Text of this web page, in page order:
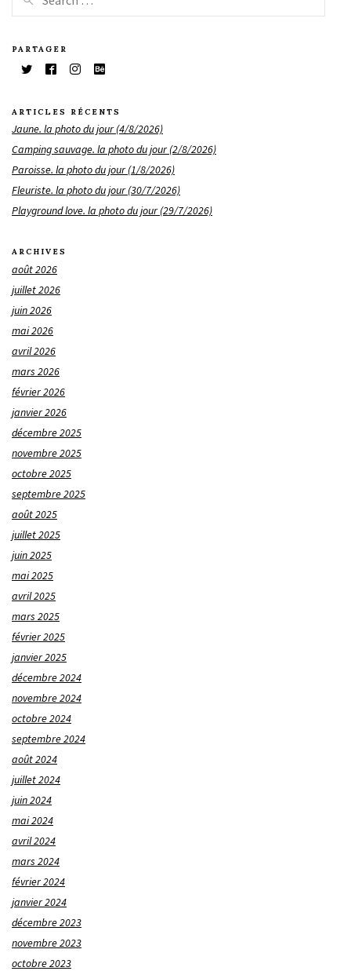
PARTAGER
ARTICLES RÉCENTS
Jaune. la photo du jour (4/8/2026)
Camping sauvage. la photo du jour (2/8/2026)
Paroisse. la photo du jour (1/8/2026)
Fleuriste. la photo du jour (30/7/2026)
Playground love. la photo du jour (29/7/2026)
ARCHIVES
août 2026
juillet 2026
juin 2026
mai 2026
avril 2026
mars 2026
février 2026
janvier 2026
décembre 2025
novembre 2025
octobre 2025
septembre 2025
août 2025
juillet 2025
juin 2025
mai 2025
avril 2025
mars 2025
février 2025
janvier 2025
décembre 2024
novembre 2024
octobre 2024
septembre 2024
août 2024
juillet 2024
juin 2024
mai 2024
avril 2024
mars 2024
février 2024
janvier 2024
décembre 2023
novembre 2023
octobre 2023